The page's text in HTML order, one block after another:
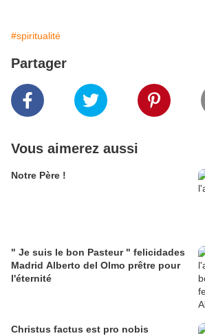
#spiritualité
Partager
Vous aimerez aussi
Notre Père !
" Je suis le bon Pasteur " felicidades
Madrid Alberto del Olmo prêtre pour
l'éternité
Christus factus est pro nobis